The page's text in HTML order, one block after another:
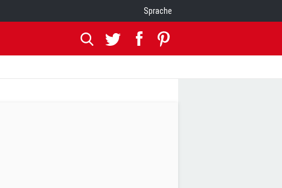
Sprache